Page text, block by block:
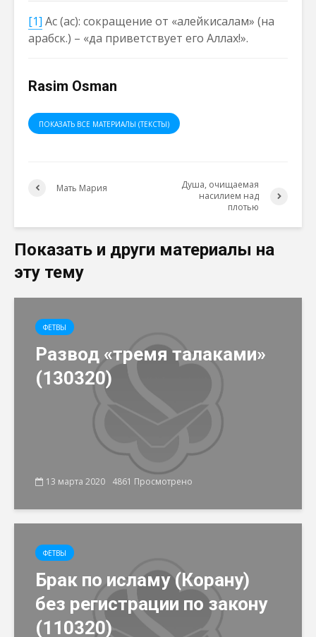
[1] Ас (ас): сокращение от «алейкисалам» (на
арабск.) – «да приветствует его Аллах!».
Rasim Osman
ПОКАЗАТЬ ВСЕ МАТЕРИАЛЫ (ТЕКСТЫ)
Мать Мария
Душа, очищаемая
насилием над
плотью
Показать и други материалы на
эту тему
ФЕТВЫ
Развод «тремя талаками»
(130320)
13 марта 2020 4861 Просмотрено
ФЕТВЫ
Брак по исламу (Корану)
без регистрации по закону
(110320)